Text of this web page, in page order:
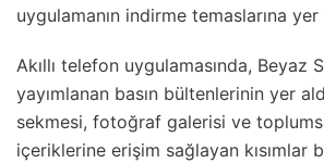
uygulamanın indirme temaslarına
Akıllı telefon uygulamasında, Beyaz
yayımlanan basın bültenlerinin yer
sekmesi, fotoğraf galerisi ve
içeriklerine erişim sağlayan kısımlar